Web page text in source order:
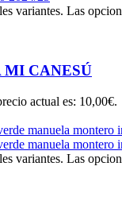
variantes. Las
CANESÚ
actual es: 10,00€.
variantes. Las